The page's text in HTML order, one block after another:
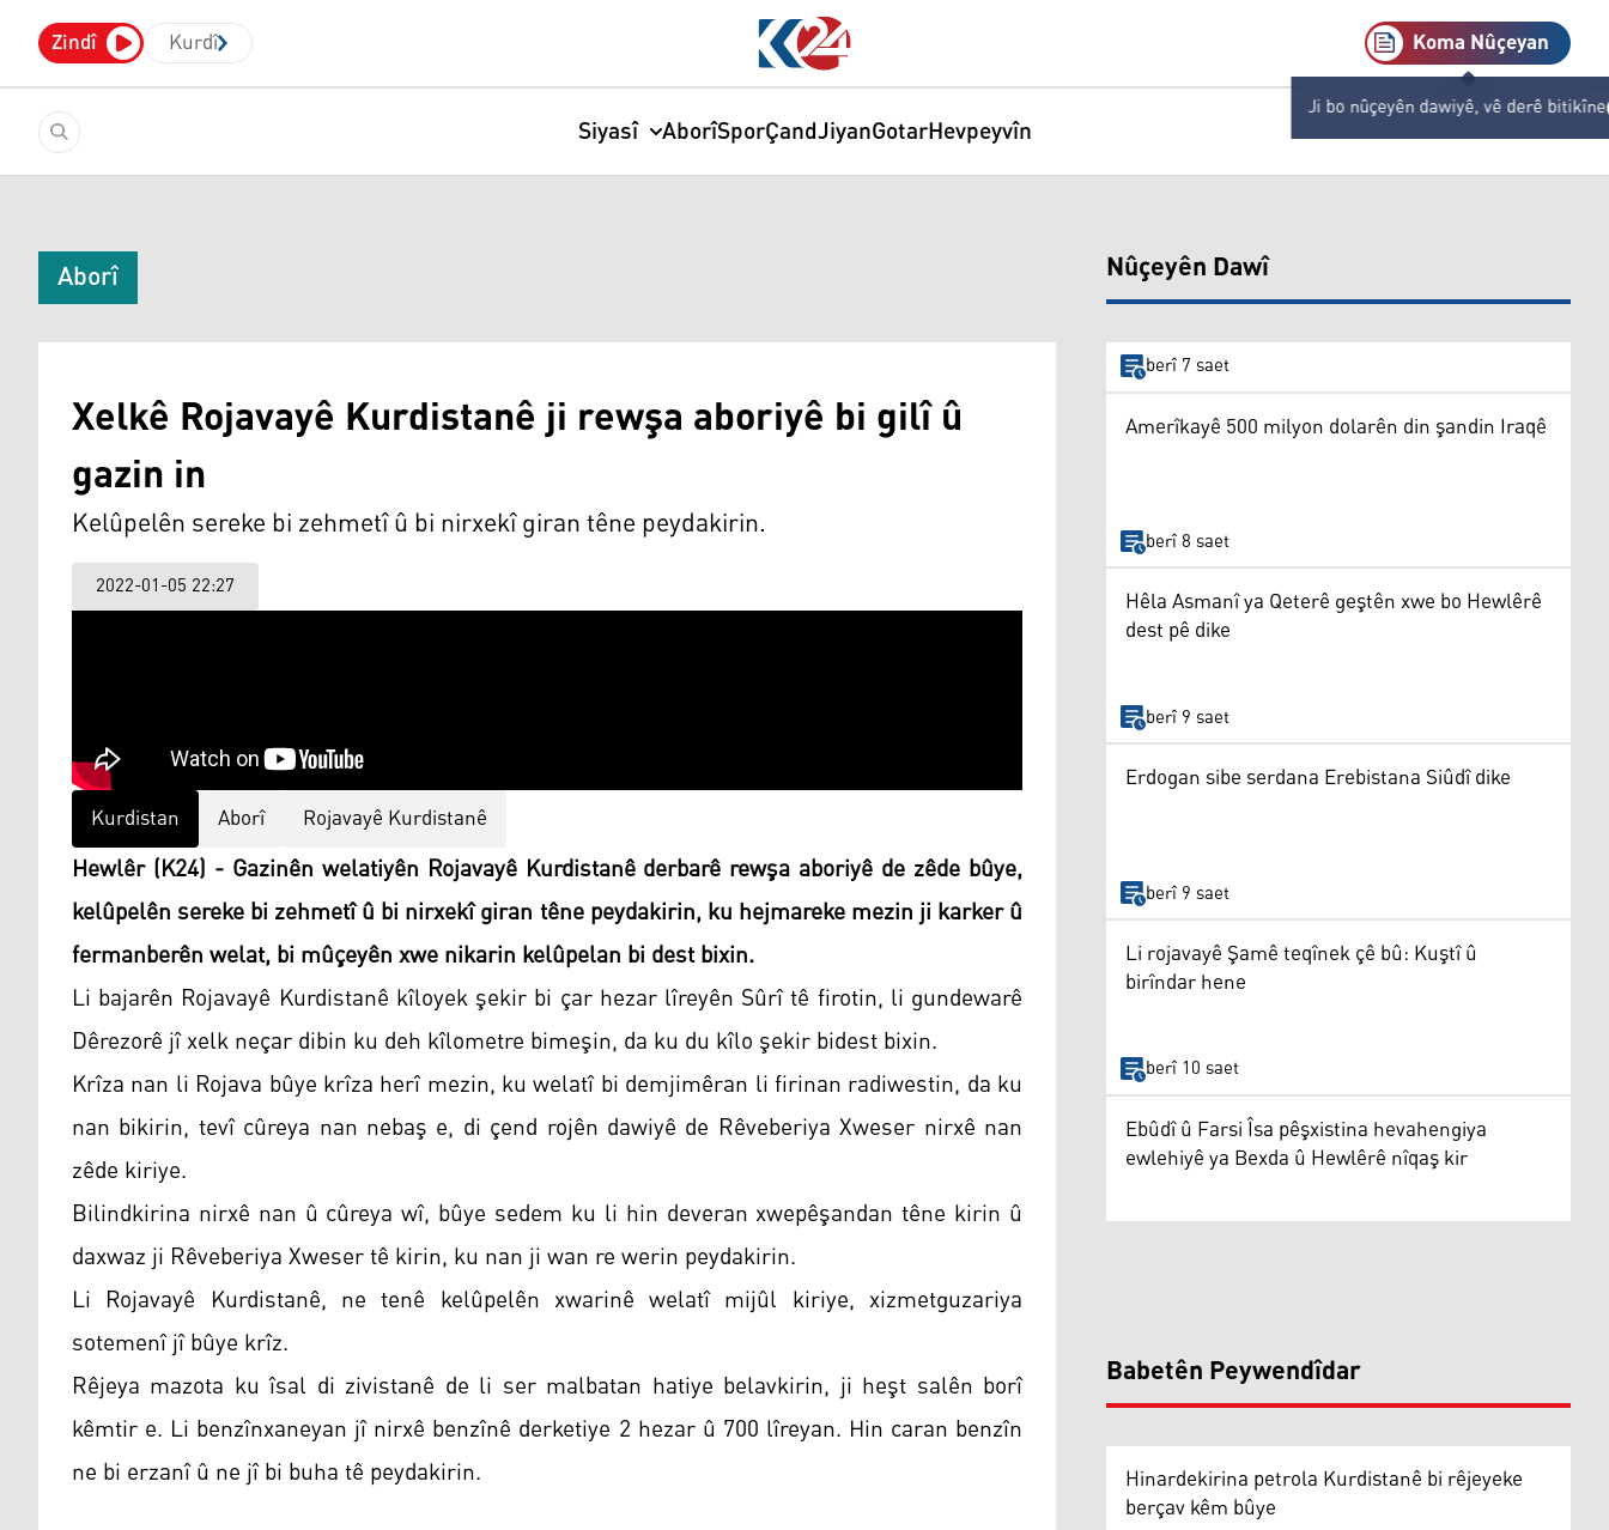
Zindî Kurdî Koma Nûçeyan
Ji bo nûçeyên dawiyê, vê derê bitikîne
Siyasî AborîSporÇandJiyanGotarHevpeyvîn
Aborî
Xelkê Rojavayê Kurdistanê ji rewşa aboriyê bi gilî û
gazin in
Kelûpelên sereke bi zehmetî û bi nirxekî giran têne peydakirin.
2022-01-05 22:27
Kurdistan Aborî Rojavayê Kurdistanê
Hewlêr (K24) - Gazinên welatiyên Rojavayê Kurdistanê derbarê rewşa aboriyê de zêde bûye,
kelûpelên sereke bi zehmetî û bi nirxekî giran têne peydakirin, ku hejmareke mezin ji karker û
fermanberên welat, bi mûçeyên xwe nikarin kelûpelan bi dest bixin.
Li bajarên Rojavayê Kurdistanê kîloyek şekir bi çar hezar lîreyên Sûrî tê firotin, li gundewarê
Dêrezorê jî xelk neçar dibin ku deh kîlometre bimeşin, da ku du kîlo şekir bidest bixin.
Krîza nan li Rojava bûye krîza herî mezin, ku welatî bi demjimêran li firinan radiwestin, da ku
nan bikirin, tevî cûreya nan nebaş e, di çend rojên dawiyê de Rêveberiya Xweser nirxê nan
zêde kiriye.
Bilindkirina nirxê nan û cûreya wî, bûye sedem ku li hin deveran xwepêşandan têne kirin û
daxwaz ji Rêveberiya Xweser tê kirin, ku nan ji wan re werin peydakirin.
Li Rojavayê Kurdistanê, ne tenê kelûpelên xwarinê welatî mijûl kiriye, xizmetguzariya
sotemenî jî bûye krîz.
Rêjeya mazota ku îsal di zivistanê de li ser malbatan hatiye belavkirin, ji heşt salên borî
kêmtir e. Li benzînxaneyan jî nirxê benzînê derketiye 2 hezar û 700 lîreyan. Hin caran benzîn
ne bi erzanî û ne jî bi buha tê peydakirin.
Nûçeyên Dawî
berî 7 saet
Amerîkayê 500 milyon dolarên din şandin Iraqê
berî 8 saet
Hêla Asmanî ya Qeterê geştên xwe bo Hewlêrê
dest pê dike
berî 9 saet
Erdogan sibe serdana Erebistana Siûdî dike
berî 9 saet
Li rojavayê Şamê teqînek çê bû: Kuştî û
birîndar hene
berî 10 saet
Ebûdî û Farsi Îsa pêşxistina hevahengiya
ewlehiyê ya Bexda û Hewlêrê nîqaş kir
Babetên Peywendîdar
Hinardekirina petrola Kurdistanê bi rêjeyeke
berçav kêm bûye